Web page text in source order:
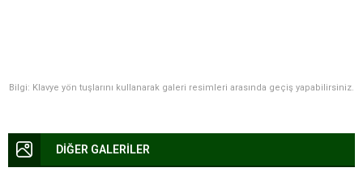
Bilgi: Klavye yön tuşlarını kullanarak galeri resimleri arasında geçiş yapabilirsiniz.
DİĞER GALERİLER